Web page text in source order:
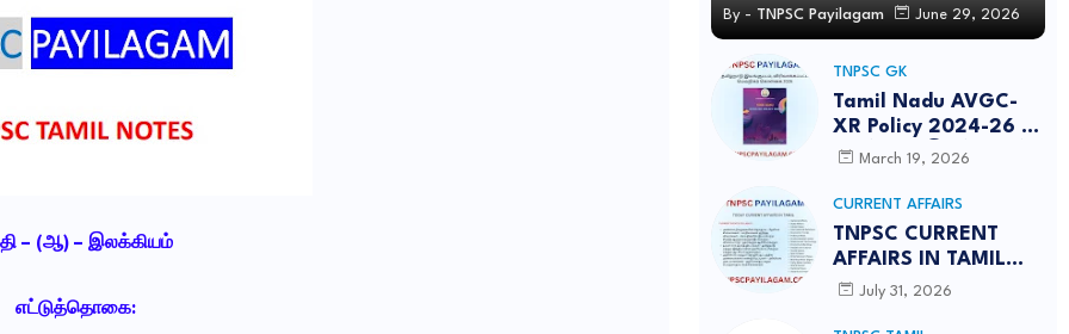
– (ஆ) – இலக்கியம்
எட்டுத்தொகை:
By - TNPSC Payilagam June 29, 2026
TNPSC GK
Tamil Nadu AVGC-
XR Policy 2024-26 /
தமிழ்நாடு இயங்குபடம்,
மெய்நிகர் கொள்கை
2026
March 19, 2026
CURRENT AFFAIRS
TNPSC CURRENT
AFFAIRS IN TAMIL
JULY 2026-PDF
July 31, 2026